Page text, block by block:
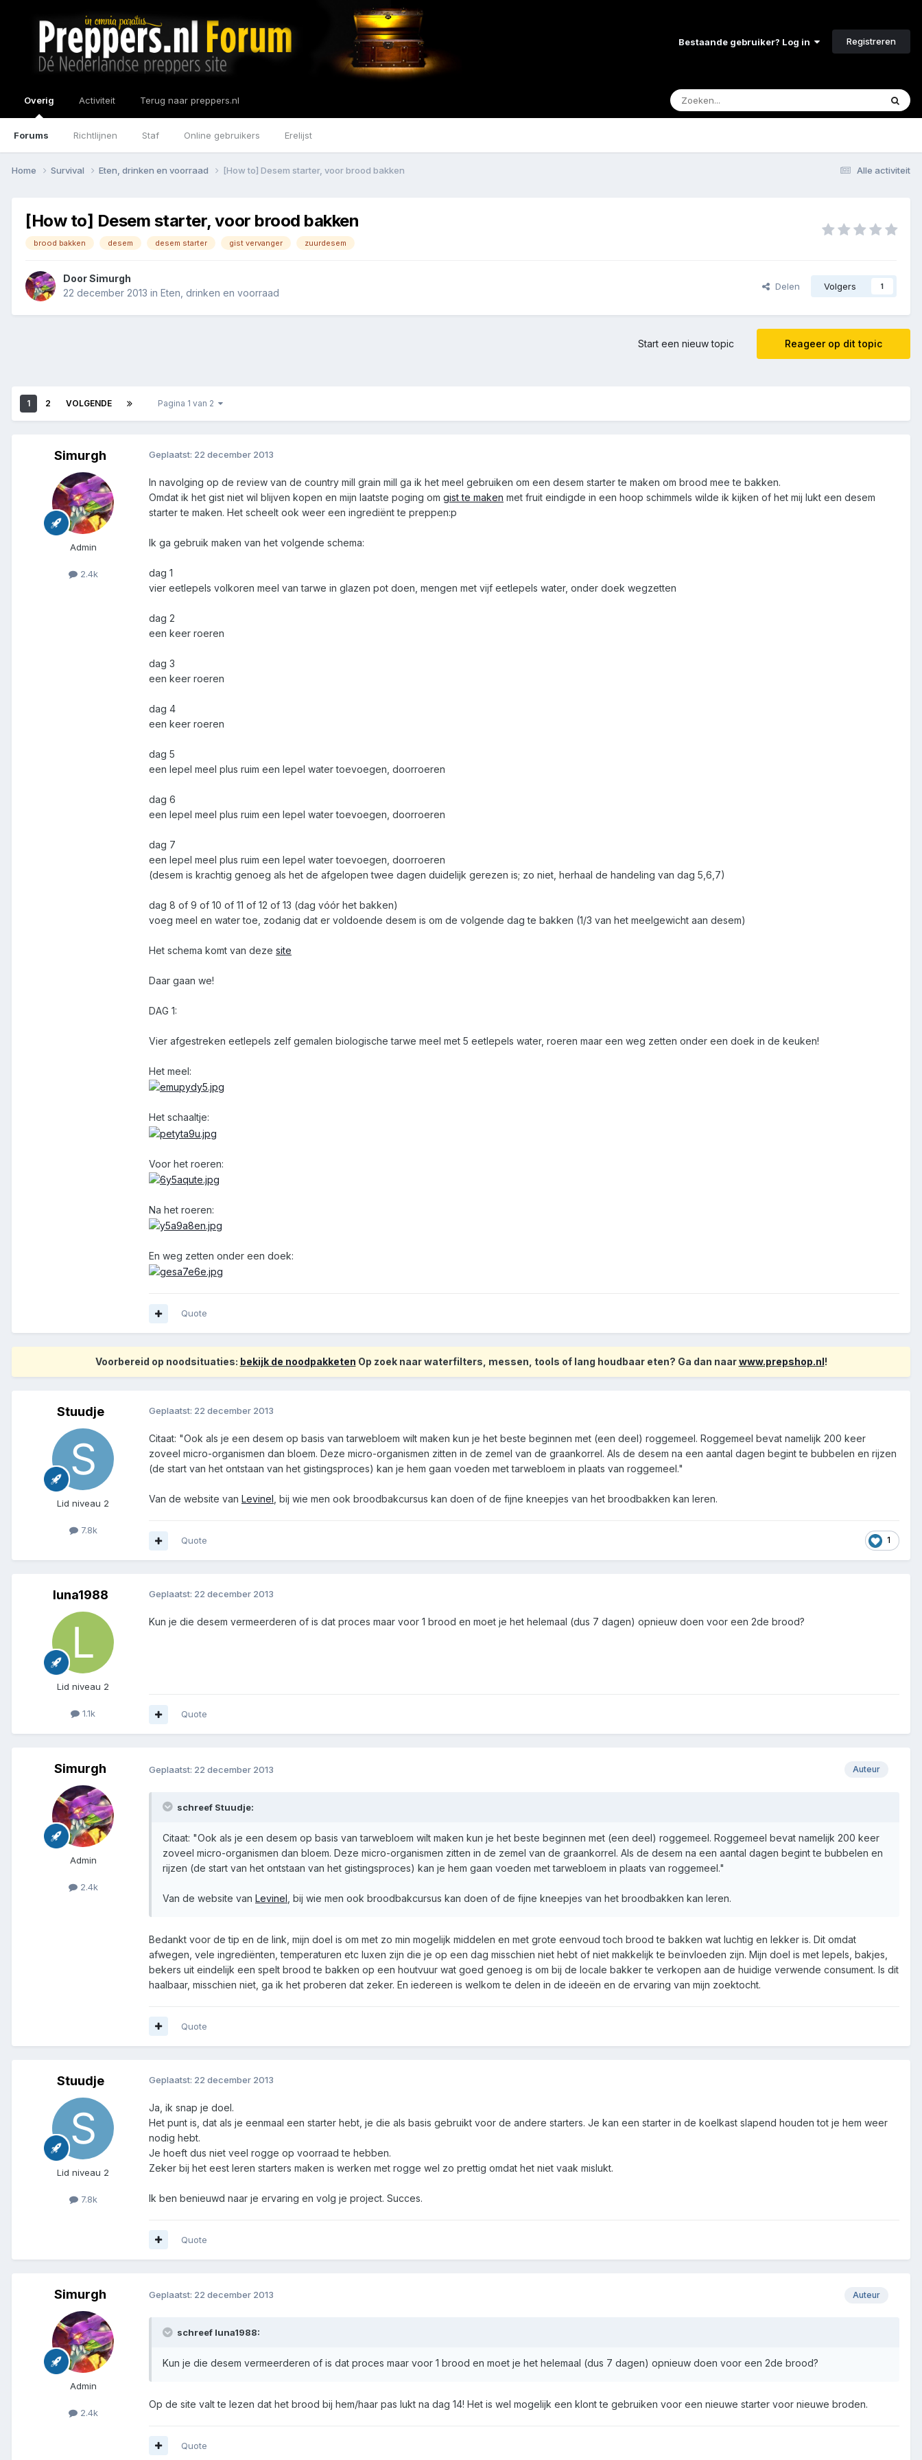
Bestaande gebruiker? Log in Registreren
Overig
Forums Richtlijnen Staf Online gebruikers Erelijst
Activiteit Terug naar preppers.nl
Alle activiteit
Home Survival Eten, drinken en voorraad [How to] Desem starter, voor brood bakken
[How to] Desem starter, voor brood bakken
brood bakken desem desem starter gist vervanger zuurdesem
DoorSimurgh
22 december 2013 in Eten, drinken en voorraad
Delen Volgers 1
Reageer op dit topic
Start een nieuw topic
1 2 VOLGENDE Pagina 1 van 2
Simurgh
Admin
2.4k
Geplaatst: 22 december 2013
In navolging op de review van de country mill grain mill ga ik het meel gebruiken om een desem starter te maken om brood mee te bakken.
Omdat ik het gist niet wil blijven kopen en mijn laatste poging om gist te maken met fruit eindigde in een hoop schimmels wilde ik kijken of het mij lukt een desem
starter te maken. Het scheelt ook weer een ingrediënt te preppen:p
Ik ga gebruik maken van het volgende schema:
dag 1
vier eetlepels volkoren meel van tarwe in glazen pot doen, mengen met vijf eetlepels water, onder doek wegzetten
dag 2
een keer roeren
dag 3
een keer roeren
dag 4
een keer roeren
dag 5
een lepel meel plus ruim een lepel water toevoegen, doorroeren
dag 6
een lepel meel plus ruim een lepel water toevoegen, doorroeren
dag 7
een lepel meel plus ruim een lepel water toevoegen, doorroeren
(desem is krachtig genoeg als het de afgelopen twee dagen duidelijk gerezen is; zo niet, herhaal de handeling van dag 5,6,7)
dag 8 of 9 of 10 of 11 of 12 of 13 (dag vóór het bakken)
voeg meel en water toe, zodanig dat er voldoende desem is om de volgende dag te bakken (1/3 van het meelgewicht aan desem)
Het schema komt van deze site
Daar gaan we!
DAG 1:
Vier afgestreken eetlepels zelf gemalen biologische tarwe meel met 5 eetlepels water, roeren maar een weg zetten onder een doek in de keuken!
Het meel:
Het schaaltje:
Voor het roeren:
Na het roeren:
En weg zetten onder een doek:
Quote
Voorbereid op noodsituaties: bekijk de noodpakketen Op zoek naar waterfilters, messen, tools of lang houdbaar eten? Ga dan naarwww.prepshop.nl!
Stuudje
Lid niveau 2
7.8k
Geplaatst: 22 december 2013
Citaat: "Ook als je een desem op basis van tarwebloem wilt maken kun je het beste beginnen met (een deel) roggemeel. Roggemeel bevat namelijk 200 keer
zoveel micro-organismen dan bloem. Deze micro-organismen zitten in de zemel van de graankorrel. Als de desem na een aantal dagen begint te bubbelen en rijzen
(de start van het ontstaan van het gistingsproces) kan je hem gaan voeden met tarwebloem in plaats van roggemeel."
Van de website van Levinel , bij wie men ook broodbakcursus kan doen of de fijne kneepjes van het broodbakken kan leren.
1
Quote
luna1988
Lid niveau 2
1.1k
Geplaatst: 22 december 2013
Kun je die desem vermeerderen of is dat proces maar voor 1 brood en moet je het helemaal (dus 7 dagen) opnieuw doen voor een 2de brood?
Quote
Simurgh
Admin
2.4k
Auteur
Geplaatst: 22 december 2013
schreef Stuudje:
Citaat: "Ook als je een desem op basis van tarwebloem wilt maken kun je het beste beginnen met (een deel) roggemeel. Roggemeel bevat namelijk 200 keer
zoveel micro-organismen dan bloem. Deze micro-organismen zitten in de zemel van de graankorrel. Als de desem na een aantal dagen begint te bubbelen en
rijzen (de start van het ontstaan van het gistingsproces) kan je hem gaan voeden met tarwebloem in plaats van roggemeel."
Van de website van Levinel , bij wie men ook broodbakcursus kan doen of de fijne kneepjes van het broodbakken kan leren.
Bedankt voor de tip en de link, mijn doel is om met zo min mogelijk middelen en met grote eenvoud toch brood te bakken wat luchtig en lekker is. Dit omdat
afwegen, vele ingrediënten, temperaturen etc luxen zijn die je op een dag misschien niet hebt of niet makkelijk te beïnvloeden zijn. Mijn doel is met lepels, bakjes,
bekers uit eindelijk een spelt brood te bakken op een houtvuur wat goed genoeg is om bij de locale bakker te verkopen aan de huidige verwende consument. Is dit
haalbaar, misschien niet, ga ik het proberen dat zeker. En iedereen is welkom te delen in de ideeën en de ervaring van mijn zoektocht.
Quote
Stuudje
Lid niveau 2
7.8k
Geplaatst: 22 december 2013
Ja, ik snap je doel.
Het punt is, dat als je eenmaal een starter hebt, je die als basis gebruikt voor de andere starters. Je kan een starter in de koelkast slapend houden tot je hem weer
nodig hebt.
Je hoeft dus niet veel rogge op voorraad te hebben.
Zeker bij het eest leren starters maken is werken met rogge wel zo prettig omdat het niet vaak mislukt.
Ik ben benieuwd naar je ervaring en volg je project. Succes.
Quote
Simurgh
Admin
2.4k
Auteur
Geplaatst: 22 december 2013
schreef luna1988:
Kun je die desem vermeerderen of is dat proces maar voor 1 brood en moet je het helemaal (dus 7 dagen) opnieuw doen voor een 2de brood?
Op de site valt te lezen dat het brood bij hem/haar pas lukt na dag 14! Het is wel mogelijk een klont te gebruiken voor een nieuwe starter voor nieuwe broden.
Quote